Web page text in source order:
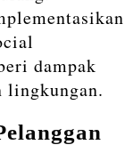
dampak
lingkungan.